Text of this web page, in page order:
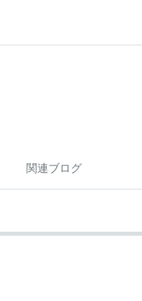
関連ブログ